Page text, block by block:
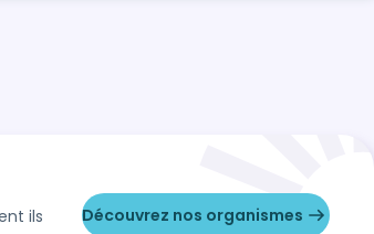
ils
Découvrez nos organismes